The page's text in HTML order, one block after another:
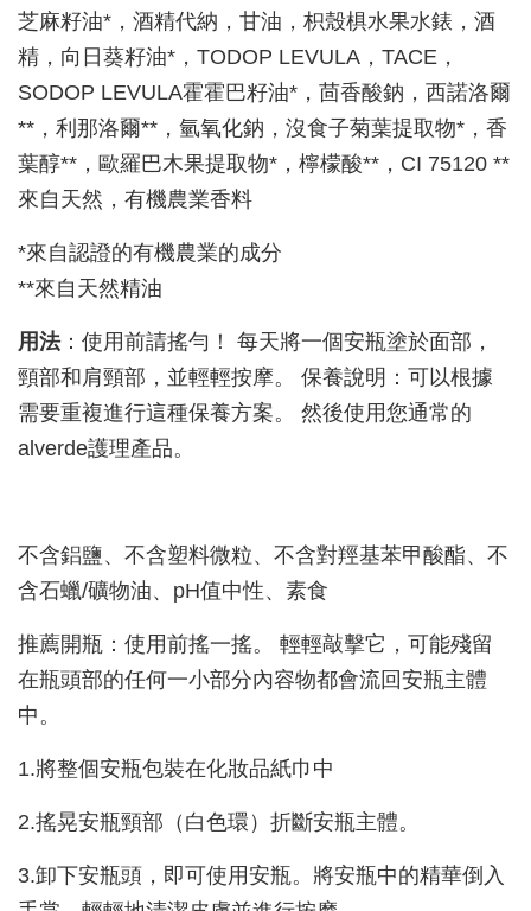
芝麻籽油*，酒精代納，甘油，枳殼椇水果水錶，酒
精，向日葵籽油*，TODOP LEVULA，TACE，
SODOP LEVULA霍霍巴籽油*，茴香酸鈉，西諾洛爾
**，利那洛爾**，氫氧化鈉，沒食子菊葉提取物*，香
葉醇**，歐羅巴木果提取物*，檸檬酸**，CI 75120 **
來自天然，有機農業香料
*來自認證的有機農業的成分
**來自天然精油
用法：使用前請搖勻！ 每天將一個安瓶塗於面部，
頸部和肩頸部，並輕輕按摩。 保養說明：可以根據
需要重複進行這種保養方案。 然後使用您通常的
alverde護理產品。
不含鋁鹽、不含塑料微粒、不含對羥基苯甲酸酯、不
含石蠟/礦物油、pH值中性、素食
推薦開瓶：使用前搖一搖。 輕輕敲擊它，可能殘留
在瓶頭部的任何一小部分內容物都會流回安瓶主體
中。
1.將整個安瓶包裝在化妝品紙巾中
2.搖晃安瓶頸部（白色環）折斷安瓶主體。
3.卸下安瓶頭，即可使用安瓶。將安瓶中的精華倒入